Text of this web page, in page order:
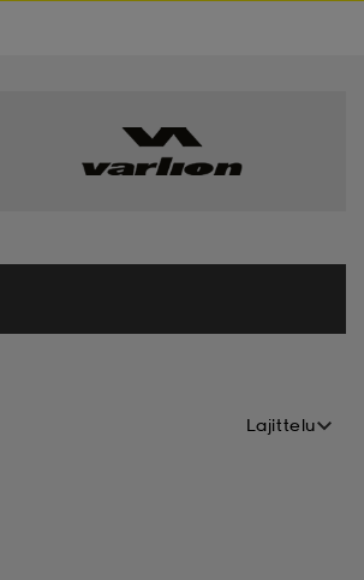
Lajittelu